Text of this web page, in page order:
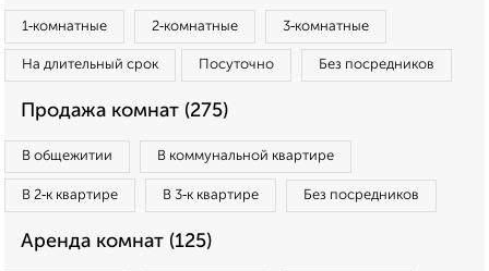
1‑комнатные 2‑комнатные 3‑комнатные
На длительный срок Посуточно Без посредников
Продажа комнат (275)
В общежитии В коммунальной квартире
В 2‑к квартире В 3‑к квартире Без посредников
Аренда комнат (125)